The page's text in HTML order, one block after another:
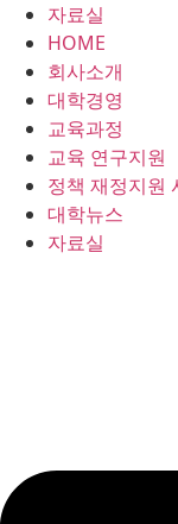
자료실
HOME
회사소개
대학경영
교육과정
교육 연구지원
정책 재정지원
대학뉴스
자료실